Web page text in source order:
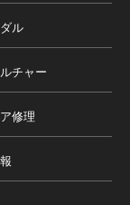
ル
チャー
修理